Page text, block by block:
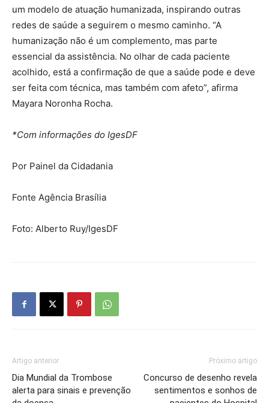
um modelo de atuação humanizada, inspirando outras
redes de saúde a seguirem o mesmo caminho. “A
humanização não é um complemento, mas parte
essencial da assistência. No olhar de cada paciente
acolhido, está a confirmação de que a saúde pode e deve
ser feita com técnica, mas também com afeto”, afirma
Mayara Noronha Rocha.
*Com informações do IgesDF
Por Painel da Cidadania
Fonte Agência Brasília
Foto: Alberto Ruy/IgesDF
Artigo anterior
Dia Mundial da Trombose
alerta para sinais e prevenção
Próximo artigo
Concurso de desenho revela
sentimentos e sonhos de